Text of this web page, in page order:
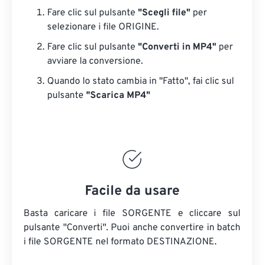
Fare clic sul pulsante "Scegli file" per
selezionare i file ORIGINE.
Fare clic sul pulsante "Converti in MP4" per
avviare la conversione.
Quando lo stato cambia in "Fatto", fai clic sul
pulsante "Scarica MP4"
Facile da usare
Basta caricare i file SORGENTE e cliccare sul
pulsante "Converti". Puoi anche convertire in batch
i file SORGENTE nel formato DESTINAZIONE.